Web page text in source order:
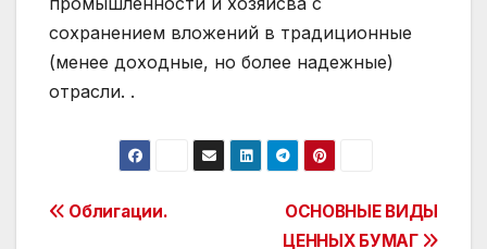
сохранением вложений в традиционные
(менее доходные, но более надежные)
отрасли. .
Post
ОСНОВНЫЕ ВИДЫ
ЦЕННЫХ БУМАГ
Облигации.